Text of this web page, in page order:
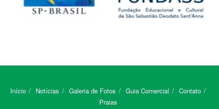
Início Notícias Galeria de Fotos Guia Comercial
Contato
Praias